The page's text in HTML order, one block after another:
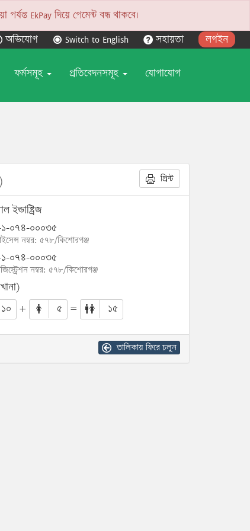
EkPay দিয়ে পেমেন্ট বন্ধ থাকবে।
অভিযোগ Switch to English সহায়তা লগইন
ফর্মসমূহ প্রতিবেদনসমূহ যোগাযোগ
প্রিন্ট
ইন্ডাষ্ট্রিজ
০৭৪-০০০৩৫
নম্বর: ৫৭৮/কিশোরগঞ্জ
০৭৪-০০০৩৫
নম্বর: ৫৭৮/কিশোরগঞ্জ
১০ + ৫ = ১৫
তালিকায় ফিরে চলুন